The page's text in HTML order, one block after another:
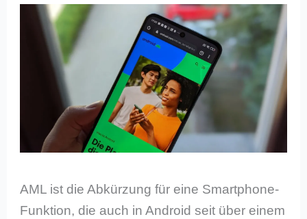
AML ist die Abkürzung für eine Smartphone-
Funktion, die auch in Android seit über einem